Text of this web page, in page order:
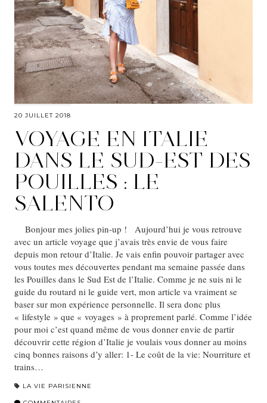
20 JUILLET 2018
VOYAGE EN ITALIE
DANS LE SUD-EST DES
POUILLES : LE
SALENTO
Bonjour mes jolies pin-up ! Aujourd’hui je vous retrouve
avec un article voyage que j’avais très envie de vous faire
depuis mon retour d’Italie. Je vais enfin pouvoir partager avec
vous toutes mes découvertes pendant ma semaine passée dans
les Pouilles dans le Sud Est de l’Italie. Comme je ne suis ni le
guide du routard ni le guide vert, mon article va vraiment se
baser sur mon expérience personnelle. Il sera donc plus
« lifestyle » que « voyages » à proprement parlé. Comme l’idée
pour moi c’est quand même de vous donner envie de partir
découvrir cette région d’Italie je voulais vous donner au moins
cinq bonnes raisons d’y aller: 1- Le coût de la vie: Nourriture et
trains…
LA VIE PARISIENNE